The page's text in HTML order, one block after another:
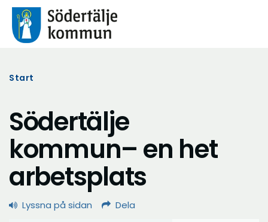
Start
Södertälje
kommun– en het
arbetsplats
Lyssna på sidan Dela